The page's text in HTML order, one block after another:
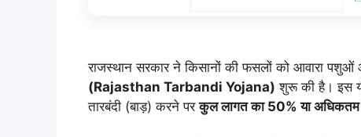
राजस्थान सरकार ने किसानों की फसलों को आवारा
(Rajasthan Tarbandi Yojana) शुरू की है। इस
तारबंदी (बाड़) करने परकुल लागत का 50% या